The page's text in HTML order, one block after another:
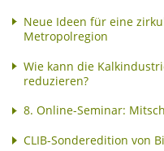
Neue Ideen für eine
Metropolregion
Wie kann die
reduzieren?
8. Online-Seminar:
CLIB-Sonderedition von